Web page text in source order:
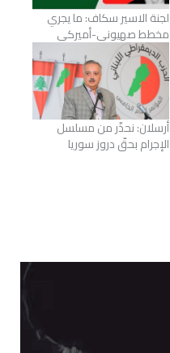
لجنة الاسير سكاف: ما يجري
مخطط صهيوني-أميركي
أرسلان: نحذّر من مسلسل
الإجرام بحقّ دروز سوريا